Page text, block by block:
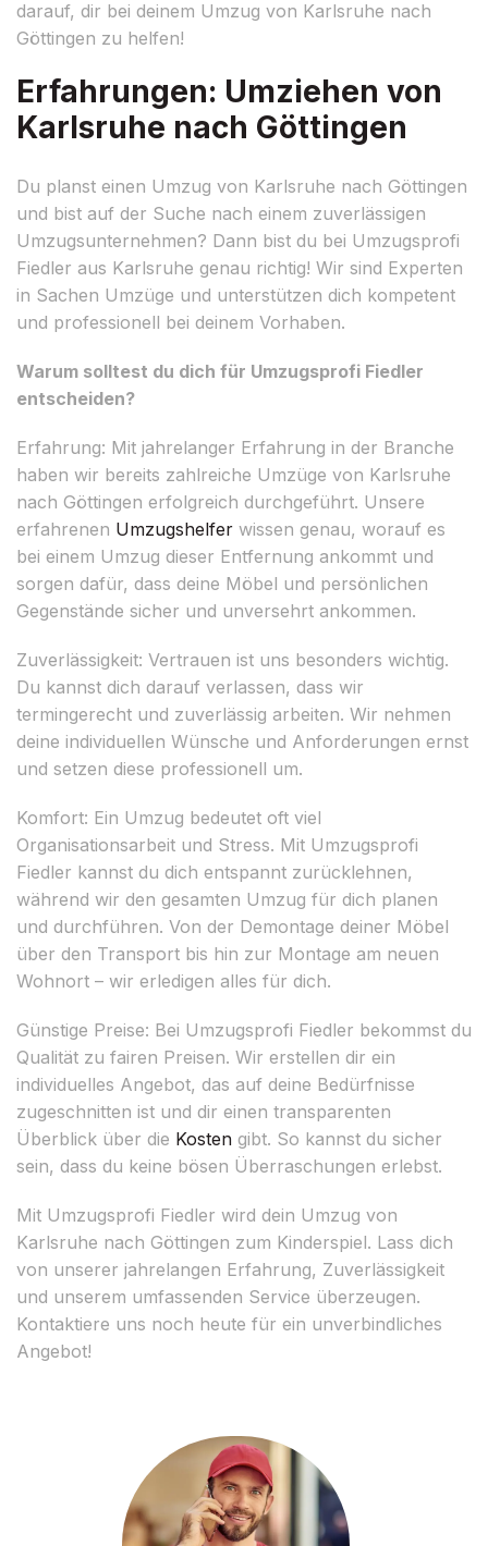
darauf, dir bei deinem Umzug von Karlsruhe nach
Göttingen zu helfen!
Erfahrungen: Umziehen von
Karlsruhe nach Göttingen
Du planst einen Umzug von Karlsruhe nach Göttingen
und bist auf der Suche nach einem zuverlässigen
Umzugsunternehmen? Dann bist du bei Umzugsprofi
Fiedler aus Karlsruhe genau richtig! Wir sind Experten
in Sachen Umzüge und unterstützen dich kompetent
und professionell bei deinem Vorhaben.
Warum solltest du dich für Umzugsprofi Fiedler
entscheiden?
Erfahrung: Mit jahrelanger Erfahrung in der Branche
haben wir bereits zahlreiche Umzüge von Karlsruhe
nach Göttingen erfolgreich durchgeführt. Unsere
erfahrenen Umzugshelfer wissen genau, worauf es
bei einem Umzug dieser Entfernung ankommt und
sorgen dafür, dass deine Möbel und persönlichen
Gegenstände sicher und unversehrt ankommen.
Zuverlässigkeit: Vertrauen ist uns besonders wichtig.
Du kannst dich darauf verlassen, dass wir
termingerecht und zuverlässig arbeiten. Wir nehmen
deine individuellen Wünsche und Anforderungen ernst
und setzen diese professionell um.
Komfort: Ein Umzug bedeutet oft viel
Organisationsarbeit und Stress. Mit Umzugsprofi
Fiedler kannst du dich entspannt zurücklehnen,
während wir den gesamten Umzug für dich planen
und durchführen. Von der Demontage deiner Möbel
über den Transport bis hin zur Montage am neuen
Wohnort – wir erledigen alles für dich.
Günstige Preise: Bei Umzugsprofi Fiedler bekommst du
Qualität zu fairen Preisen. Wir erstellen dir ein
individuelles Angebot, das auf deine Bedürfnisse
zugeschnitten ist und dir einen transparenten
Überblick über die Kosten gibt. So kannst du sicher
sein, dass du keine bösen Überraschungen erlebst.
Mit Umzugsprofi Fiedler wird dein Umzug von
Karlsruhe nach Göttingen zum Kinderspiel. Lass dich
von unserer jahrelangen Erfahrung, Zuverlässigkeit
und unserem umfassenden Service überzeugen.
Kontaktiere uns noch heute für ein unverbindliches
Angebot!